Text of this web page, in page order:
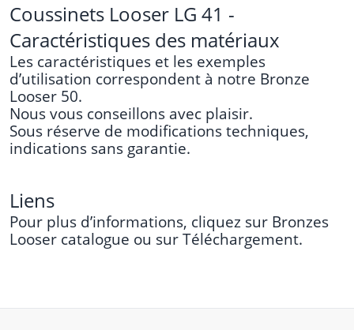
Coussinets Looser LG 41 -
Caractéristiques des matériaux
Les caractéristiques et les exemples
d’utilisation correspondent à notre Bronze
Looser 50.
Nous vous conseillons avec plaisir.
Sous réserve de modifications techniques,
indications sans garantie.
Liens
Pour plus d’informations, cliquez sur Bronzes
Looser catalogue ou sur Téléchargement.